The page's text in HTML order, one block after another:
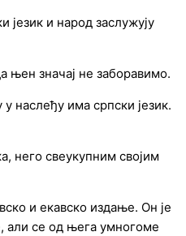
и народ заслужују
њен значај не заборавимо.
наслеђу има српски језик.
него свеукупним својим
и екавско издање. Он је
али се од њега умногоме